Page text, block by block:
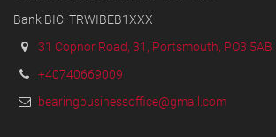
Bank BIC: TRWIBEB1XXX
31 Copnor Road, 31, Portsmouth, PO3 5AB
+40740669009
bearingbusinessoffice@gmail.com